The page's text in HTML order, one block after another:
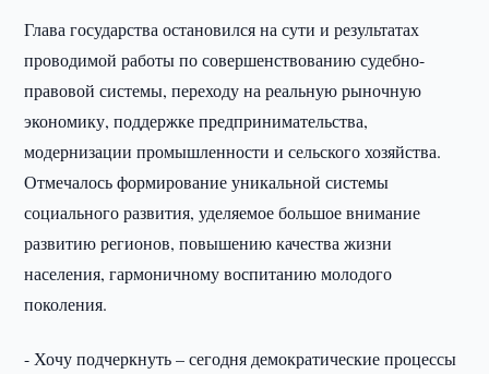
Глава государства остановился на сути и результатах
проводимой работы по совершенствованию судебно-
правовой системы, переходу на реальную рыночную
экономику, поддержке предпринимательства,
модернизации промышленности и сельского хозяйства.
Отмечалось формирование уникальной системы
социального развития, уделяемое большое внимание
развитию регионов, повышению качества жизни
населения, гармоничному воспитанию молодого
поколения.
- Хочу подчеркнуть – сегодня демократические процессы